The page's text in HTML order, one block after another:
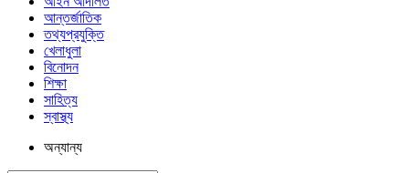
আন্তর্জাতিক
তথ্যপ্রযুক্তি
খেলাধুলা
বিনোদন
শিক্ষা
সাহিত্য
স্বাস্থ্য
অন্যান্য